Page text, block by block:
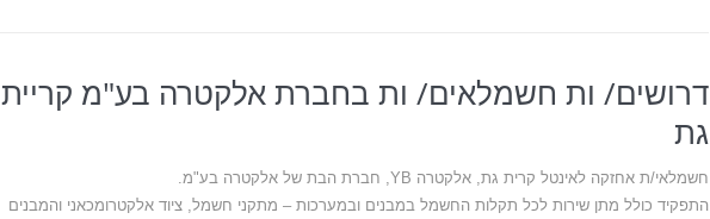
דרושים/ ות חשמלאים/ ות בחברת אלקטרה בע"מ קריית
גת
חשמלאי/ת אחזקה לאינטל קרית גת, אלקטרה YB, חברת הבת של אלקטרה בע"מ.
התפקיד כולל מתן שירות לכל תקלות החשמל במבנים ובמערכות – מתקני חשמל, ציוד אלקטרומכאני והמבנים